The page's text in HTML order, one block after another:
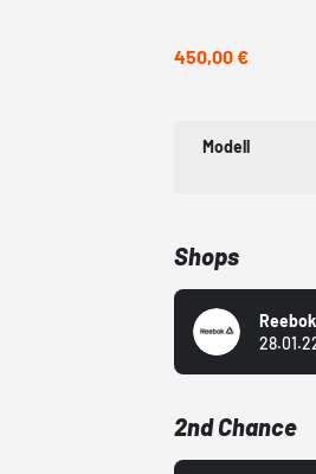
450,00 €
Modell
Shops
Reebok
2nd Chance